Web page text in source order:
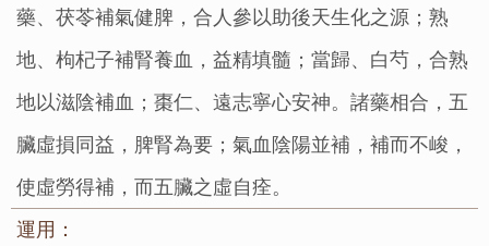
藥、茯苓補氣健脾，合人參以助後天生化之源；熟
地、枸杞子補腎養血，益精填髓；當歸、白芍，合熟
地以滋陰補血；棗仁、遠志寧心安神。諸藥相合，五
臟虛損同益，脾腎為要；氣血陰陽並補，補而不峻，
使虛勞得補，而五臟之虛自痊。
運用：